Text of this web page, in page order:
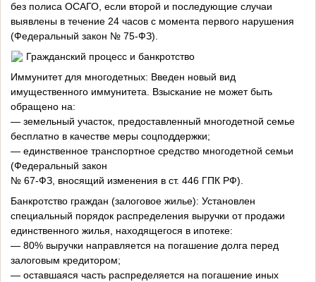
без полиса ОСАГО, если второй и последующие случаи
выявлены в течение 24 часов с момента первого нарушения
(Федеральный закон № 75-ФЗ).
Гражданский процесс и банкротство
Иммунитет для многодетных: Введен новый вид
имущественного иммунитета. Взыскание не может быть
обращено на:
— земельный участок, предоставленный многодетной семье
бесплатно в качестве меры соцподдержки;
— единственное транспортное средство многодетной семьи
(Федеральный закон
№ 67-ФЗ, вносящий изменения в ст. 446 ГПК РФ).
Банкротство граждан (залоговое жилье): Установлен
специальный порядок распределения выручки от продажи
единственного жилья, находящегося в ипотеке:
— 80% выручки направляется на погашение долга перед
залоговым кредитором;
— оставшаяся часть распределяется на погашение иных